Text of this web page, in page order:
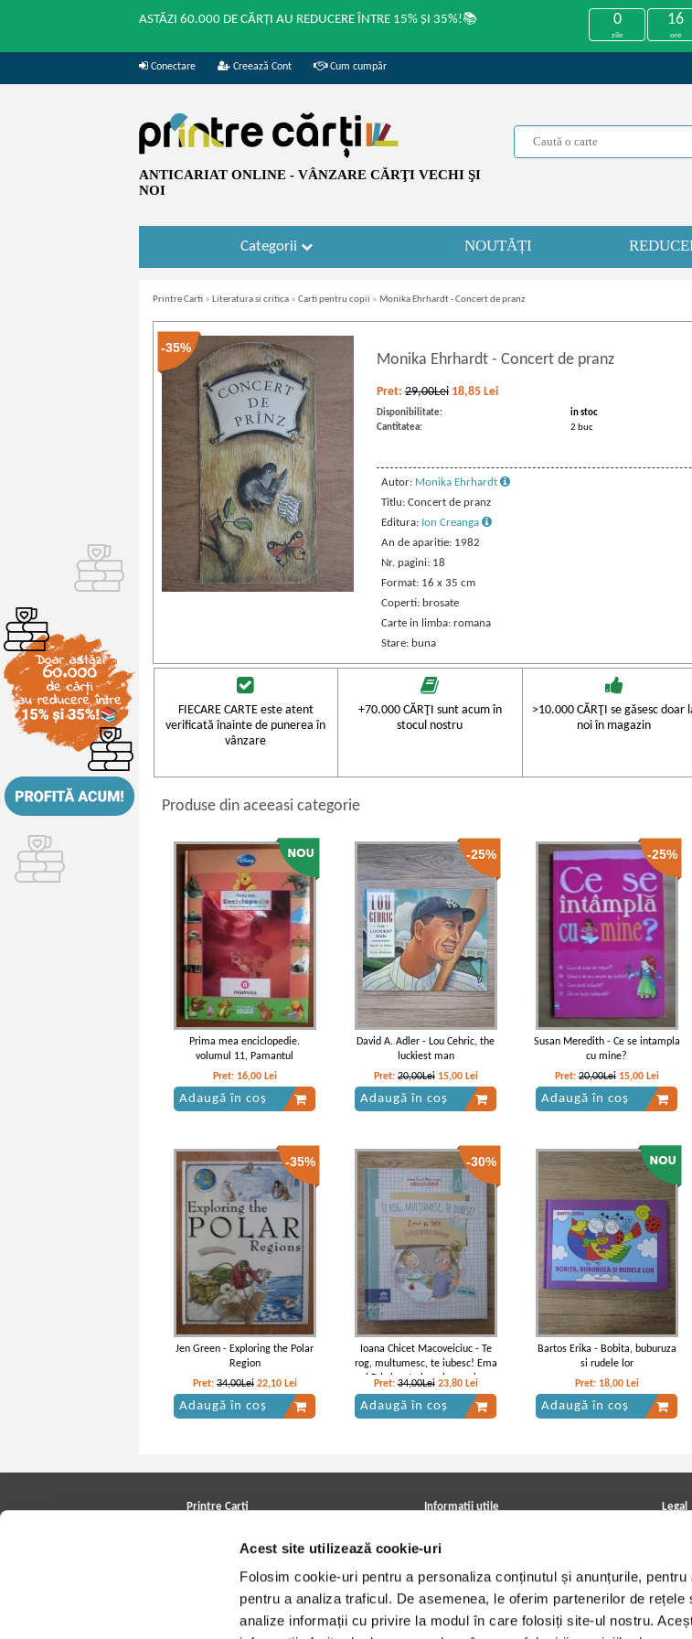
Acest site utilizează cookie-uri
Folosim cookie-uri pentru a personaliza conținutul și anunțurile,
pentru a analiza traficul. De asemenea, le oferim partenerilor de
analize informații cu privire la modul în care folosiți site-ul nostru.
ASTĂZI 60.000 DE CĂRȚI AU REDUCERE ÎNTRE 15% ȘI 35%!📚 0
zile
16
ore
Conectare Creează Cont Cum cumpăr
ANTICARIAT ONLINE - VÂNZARE CĂRŢI VECHI ŞI
NOI
Categorii NOUTĂȚI
Printre Carti » Literatura si critica » Carti pentru copii » Monika Ehrhardt - Concert de pranz
-35%
Monika Ehrhardt - Concert de pranz
Pret:29,00Lei 18,85 Lei
Disponibilitate:
in stoc
Cantitatea:
2 buc
Autor: Monika Ehrhardt
Titlu: Concert de pranz
Editura: Ion Creanga
An de aparitie: 1982
Nr. pagini: 18
Format: 16 x 35 cm
Coperti: brosate
Carte in limba: romana
Stare: buna
FIECARE CARTE este atent
verificată înainte de punerea în
vânzare
+70.000 CĂRŢI sunt acum în
stocul nostru
>10.000 CĂRŢI se găsesc doar
noi în magazin
Produse din aceeasi categorie
Prima mea enciclopedie.
volumul 11, Pamantul
Pret: 16,00 Lei
Adaugă în coș
-25%
David A. Adler - Lou Cehric, the
luckiest man
Pret:20,00Lei 15,00 Lei
Adaugă în coș
-25%
Susan Meredith - Ce se intampla
cu mine?
Pret:20,00Lei 15,00 Lei
Adaugă în coș
-35%
Jen Green - Exploring the Polar
Region
Pret: 34,00Lei 22,10 Lei
Adaugă în coș
-30%
Ioana Chicet Macoveiciuc - Te
rog, multumesc, te iubesc! Ema
si Eric invata bunele maniere
Pret:34,00Lei 23,80 Lei
Adaugă în coș
Bartos Erika - Bobita, buburuza
si rudele lor
Pret: 18,00 Lei
Adaugă în coș
Printre Carti
Cele mai căutate cărți
Blog Printre Carti
Cărţi sub 5 lei
Informatii utile
Achizitii viniluri, casete, CD/DVD
Cum cumpar?
Politica de livrare
Retur comenzi
Angajari - Cariere
Legal